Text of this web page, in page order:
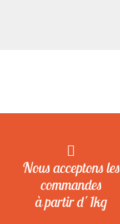
Nous acceptons les
commandes
à partir d' 1kg